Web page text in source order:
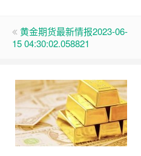
黄金期货最新情报2023-06-
15 04:30:02.058821